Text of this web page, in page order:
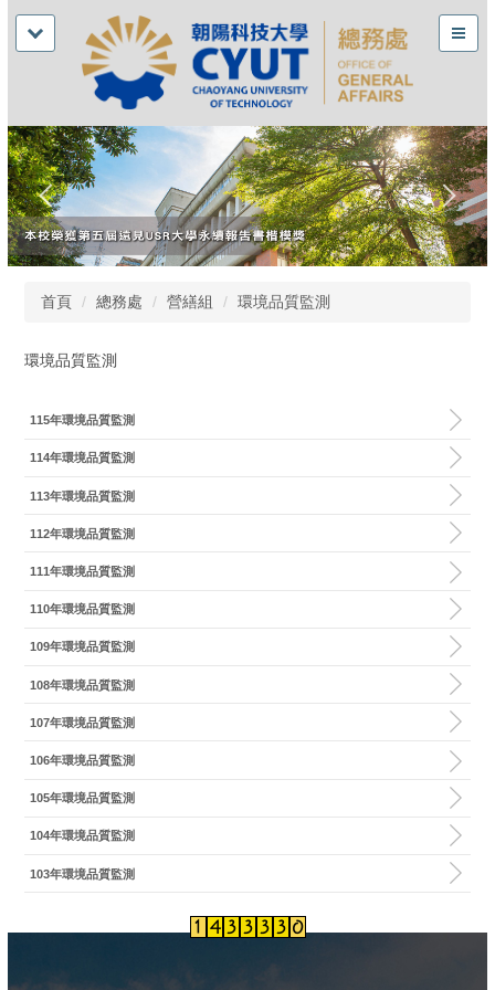
首頁 總務處 營繕組 環境品質監測
環境品質監測
115年環境品質監測
114年環境品質監測
113年環境品質監測
112年環境品質監測
111年環境品質監測
110年環境品質監測
109年環境品質監測
108年環境品質監測
107年環境品質監測
106年環境品質監測
105年環境品質監測
104年環境品質監測
103年環境品質監測